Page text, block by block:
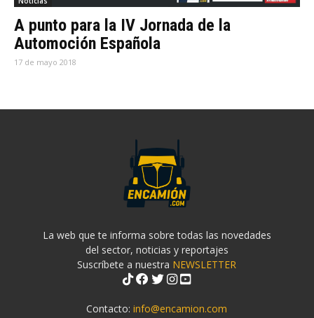
A punto para la IV Jornada de la
Automoción Española
17 de mayo 2018
La web que te informa sobre todas las novedades
del sector, noticias y reportajes
Suscríbete a nuestra NEWSLETTER
Contacto:info@encamion.com